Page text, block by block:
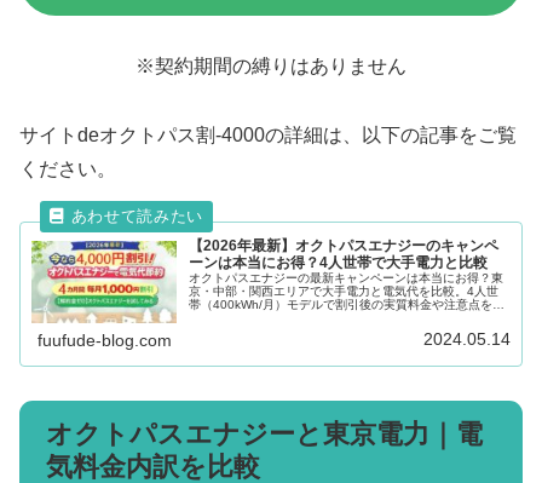
※契約期間の縛りはありません
サイトdeオクトパス割-4000の詳細は、以下の記事をご覧
ください。
【2026年最新】オクトパスエナジーのキャンペ
ーンは本当にお得？4人世帯で大手電力と比較
オクトパスエナジーの最新キャンペーンは本当にお得？東
京・中部・関西エリアで大手電力と電気代を比較。4人世
帯（400kWh/月）モデルで割引後の実質料金や注意点をわ
fuufude-blog.com 2024.05.14
オクトパスエナジーと東京電力｜電
気料金内訳を比較